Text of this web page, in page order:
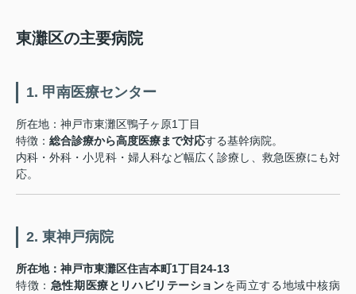
東灘区の主要病院
1. 甲南医療センター
所在地：神戸市東灘区鴨子ヶ原1丁目
特徴： 総合診療から高度医療まで対応する基幹病院。
内科・外科・小児科・婦人科など幅広く診療し、救急医療にも対
応。
2. 東神戸病院
所在地：神戸市東灘区住吉本町1丁目24-13
特徴： 急性期医療とリハビリテーションを両立する地域中核病